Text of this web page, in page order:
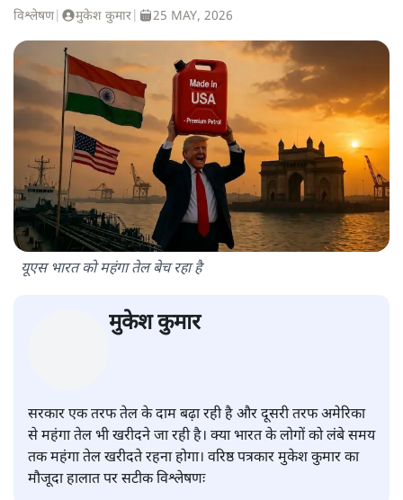
विश्लेषण| मुकेश कुमार 25 MAY, 2026
यूएस भारत को महंगा तेल बेच रहा है
मुकेश कुमार
सरकार एक तरफ तेल के दाम बढ़ा रही है और दूसरी तरफ अमेरिका
से महंगा तेल भी खरीदने जा रही है। क्या भारत के लोगों को लंबे समय
तक महंगा तेल खरीदते रहना होगा। वरिष्ठ पत्रकार मुकेश कुमार का
मौजूदा हालात पर सटीक विश्लेषणः